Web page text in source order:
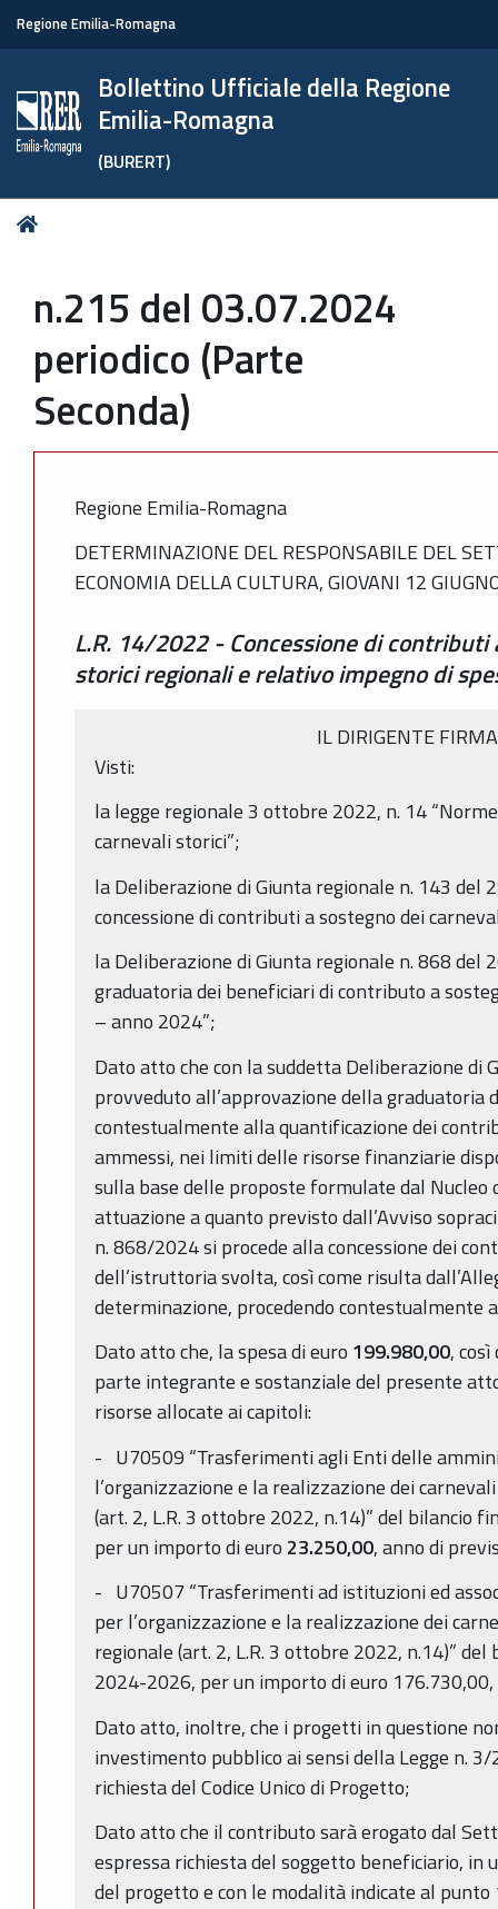
Regione Emilia-Romagna
Bollettino Ufficiale della Regione
Emilia-Romagna
(BURERT)
Tu
n.215 del 03.07.2024
periodico (Parte
Seconda)
Regione Emilia-Romagna
DETERMINAZIONE DEL RESPONSABILE DEL
ECONOMIA DELLA CULTURA, GIOVANI 12
L.R. 14/2022 - Concessione di contributi
storici regionali e relativo impegno di
IL DIRIGENTE
Visti:
la legge regionale 3 ottobre 2022, n. 14
carnevali storici”;
la Deliberazione di Giunta regionale n. 143 del
concessione di contributi a sostegno dei
la Deliberazione di Giunta regionale n. 868 del
graduatoria dei beneficiari di contributo a
– anno 2024”;
Dato atto che con la suddetta Deliberazione di
provveduto all’approvazione della graduatoria
contestualmente alla quantificazione dei
ammessi, nei limiti delle risorse finanziarie
sulla base delle proposte formulate dal
attuazione a quanto previsto dall’Avviso
n. 868/2024 si procede alla concessione dei
dell’istruttoria svolta, così come risulta
determinazione, procedendo contestualmente
Dato atto che, la spesa di euro 199.980,00,
parte integrante e sostanziale del presente
risorse allocate ai capitoli:
- U70509 “Trasferimenti agli Enti delle
l’organizzazione e la realizzazione dei
(art. 2, L.R. 3 ottobre 2022, n.14)” del bilancio
per un importo di euro 23.250,00, anno di
- U70507 “Trasferimenti ad istituzioni ed
per l’organizzazione e la realizzazione dei
regionale (art. 2, L.R. 3 ottobre 2022, n.14)”
2024-2026, per un importo di euro
Dato atto, inoltre, che i progetti in questione
investimento pubblico ai sensi della Legge n.
richiesta del Codice Unico di Progetto;
Dato atto che il contributo sarà erogato dal
espressa richiesta del soggetto beneficiario, in
del progetto e con le modalità indicate al punto